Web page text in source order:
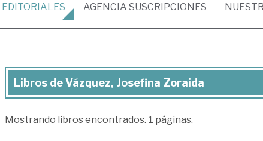
EDITORIALES AGENCIA SUSCRIPCIONES
Libros
Vázquez,
Libros de Vázquez, Josefina Zoraida
Mostrando libros encontrados. 1 páginas.